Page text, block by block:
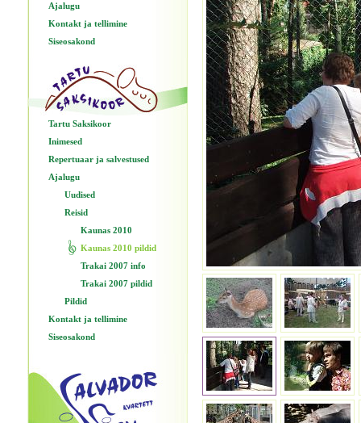
Ajalugu
Kontakt ja tellimine
Siseosakond
Tartu Saksikoor
Inimesed
Repertuaar ja salvestused
Ajalugu
Uudised
Reisid
Kaunas 2010
Kaunas 2010 pildid
Trakai 2007 info
Trakai 2007 pildid
Pildid
Kontakt ja tellimine
Siseosakond